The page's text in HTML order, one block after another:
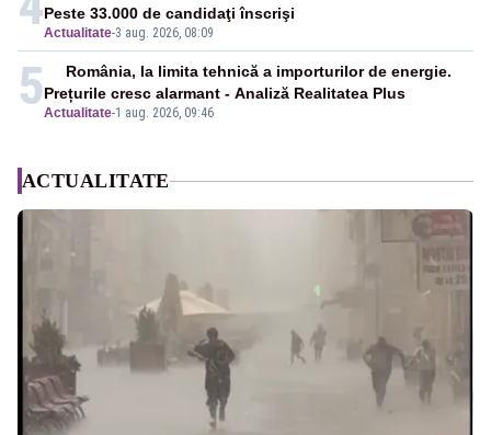
Actualitate-3 aug. 2026, 08:09
Peste 33.000 de candidaţi înscrişi
5Actualitate-1 aug. 2026, 09:46
România, la limita tehnică a importurilor de energie.
Prețurile cresc alarmant - Analiză Realitatea Plus
ACTUALITATE